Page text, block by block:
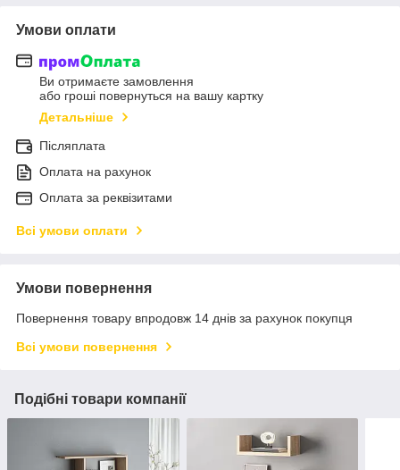
Умови оплати
Ви отримаєте замовлення
або гроші повернуться на вашу картку
Детальніше
Післяплата
Оплата на рахунок
Оплата за реквізитами
Всі умови оплати
Умови повернення
Повернення товару впродовж 14 днів за рахунок покупця
Всі умови повернення
Подібні товари компанії